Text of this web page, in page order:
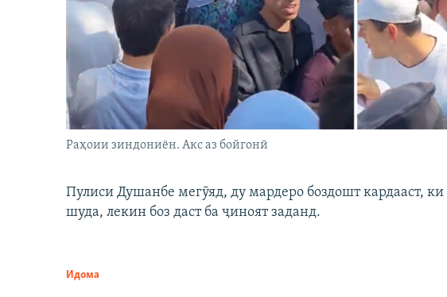
Раҳоии зиндониён. Акс аз бойгонӣ
Пулиси Душанбе мегӯяд, ду мардеро боздошт кардааст, ки
шуда, лекин боз даст ба ҷиноят заданд.
Идома